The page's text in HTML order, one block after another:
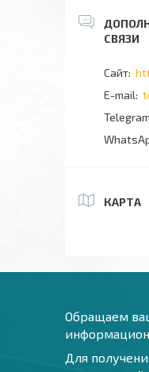
КАРТА
Обращаем
Для